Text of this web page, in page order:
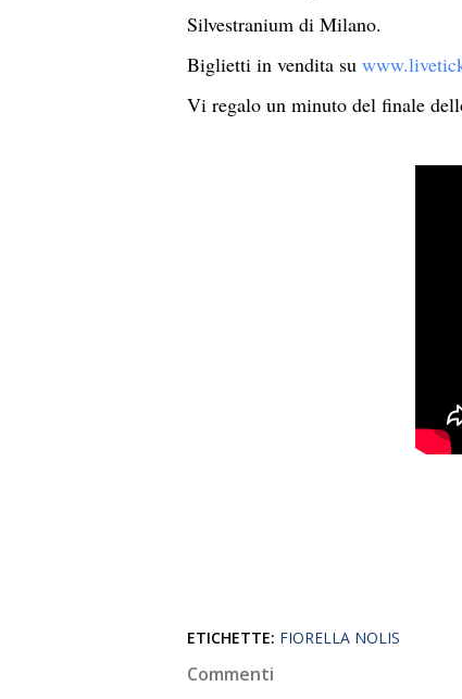
Silvestranium di Milano.
Biglietti in vendita su
Vi regalo un minuto del finale
ETICHETTE: FIORELLA NOLIS
Commenti